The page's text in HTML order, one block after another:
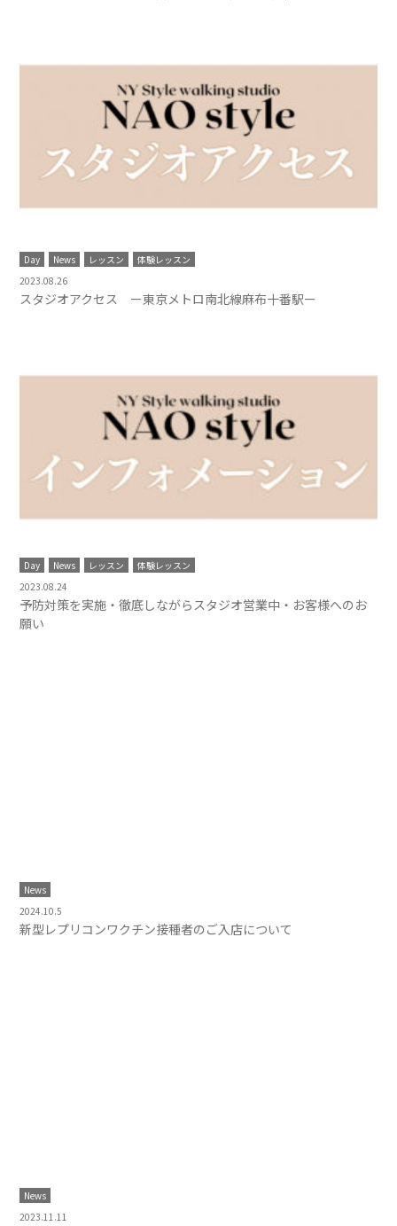
Day News レッスン
体験レッスン
2023.08.26
スタジオアクセス ー東京メトロ南北線麻布十番駅ー
Day News レッスン
体験レッスン
2023.08.24
予防対策を実施・徹底しながらスタジオ営業中・お客様へのお
願い
News
2024.10.5
新型レプリコンワクチン接種者のご入店について
News
2023.11.11